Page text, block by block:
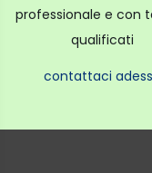
professionale e con
qualificati
contattaci